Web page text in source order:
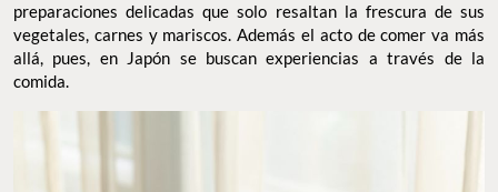
preparaciones delicadas que solo resaltan la frescura de sus
vegetales, carnes y mariscos. Además el acto de comer va más
allá, pues, en Japón se buscan experiencias a través de la
comida.